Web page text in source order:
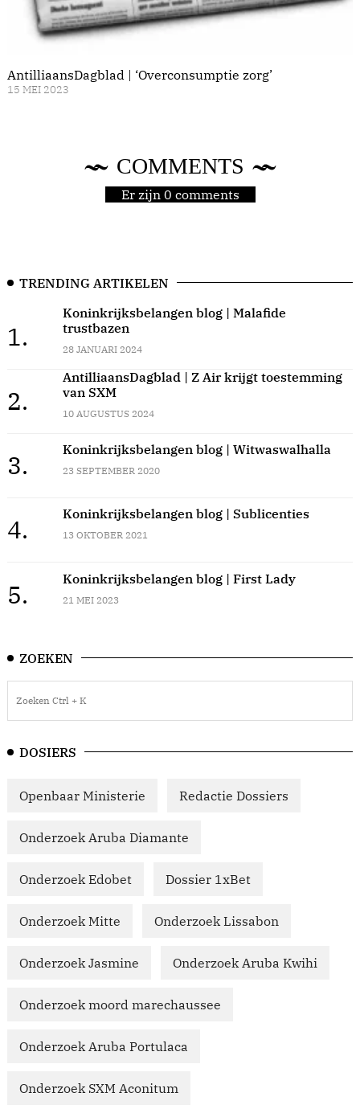
AntilliaansDagblad | ‘Overconsumptie zorg’
15 MEI 2023
COMMENTS
Er zijn 0 comments
TRENDING ARTIKELEN
1.
Koninkrijksbelangen blog | Malafide
trustbazen
28 JANUARI 2024
2.
AntilliaansDagblad | Z Air krijgt toestemming
van SXM
10 AUGUSTUS 2024
3.
Koninkrijksbelangen blog | Witwaswalhalla
23 SEPTEMBER 2020
4.
Koninkrijksbelangen blog | Sublicenties
13 OKTOBER 2021
5.
Koninkrijksbelangen blog | First Lady
21 MEI 2023
ZOEKEN
DOSIERS
Openbaar Ministerie Redactie Dossiers
Onderzoek Aruba Diamante
Onderzoek Edobet Dossier 1xBet
Onderzoek Mitte Onderzoek Lissabon
Onderzoek Jasmine Onderzoek Aruba Kwihi
Onderzoek moord marechaussee
Onderzoek Aruba Portulaca
Onderzoek SXM Aconitum